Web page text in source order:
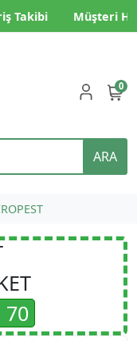
Takibi Müşteri
ARA
0
70